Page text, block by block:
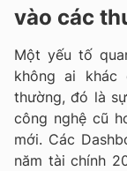
vào các
Một yếu tố
không ai khác
thường, đó là
công nghệ cũ
mới. Các
năm tài chính